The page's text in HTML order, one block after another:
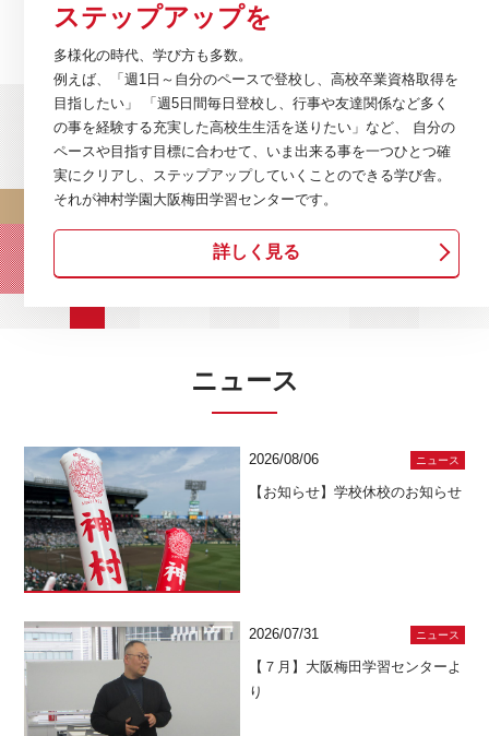
ステップアップを
多様化の時代、学び方も多数。
例えば、「週1日～自分のペースで登校し、高校卒業資格取得を
目指したい」 「週5日間毎日登校し、行事や友達関係など多く
の事を経験する充実した高校生生活を送りたい」など、 自分の
ペースや目指す目標に合わせて、いま出来る事を一つひとつ確
実にクリアし、ステップアップしていくことのできる学び舎。
それが神村学園大阪梅田学習センターです。
詳しく見る
ニュース
2026/08/06 ニュース
【お知らせ】学校休校のお知らせ
2026/07/31 ニュース
【７月】大阪梅田学習センターよ
り